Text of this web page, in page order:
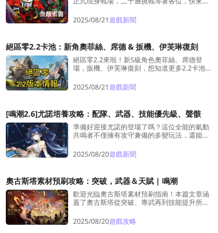
2025/08/21遊戲新聞
絕區零2.2卡池：新角奧菲絲、席德 & 扳機、伊芙琳復刻
絕區零2.2來啦！新S級角色奧菲絲、席德登
場，扳機、伊芙琳復刻，想知道更多2.2卡池、
理！
2025/08/21遊戲新聞
[鳴潮2.6]尤諾培養攻略：配隊、武器、技能優先級、聲骸
準備好迎接尤諾的登場了嗎？這位全能的氣動
共鳴者不僅擁有攻守兼備的多變玩法，還能帶
潛力，組建最強隊伍嗎？一起來探索吧！
2025/08/20遊戲新聞
奧古斯塔素材預刷攻略：突破，武器＆天賦 | 鳴潮
歡迎光臨奧古斯塔素材預刷指南！本篇文章涵
蓋了奧古斯塔從突破、專武再到技能提升所需
同步更新奧古斯塔突破素材中兩種新素材的獲
取方式，記得收藏本文章獲取最新更新資訊
2025/08/20遊戲攻略